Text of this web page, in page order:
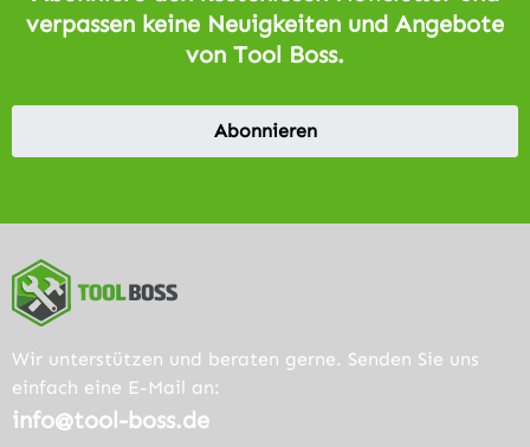
verpassen keine Neuigkeiten und Angebote
von Tool Boss.
Abonnieren
Wir unterstützen und beraten gerne. Senden Sie uns
einfach eine E-Mail an:
info@tool-boss.de